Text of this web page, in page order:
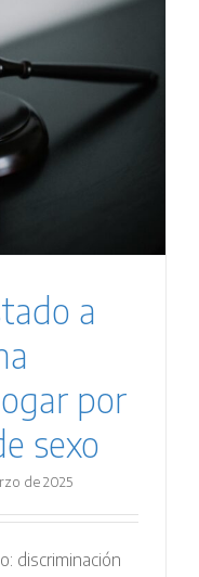
a
por
sexo
de 2025
discriminación